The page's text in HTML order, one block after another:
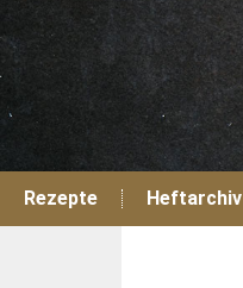
Rezepte Heftarchiv